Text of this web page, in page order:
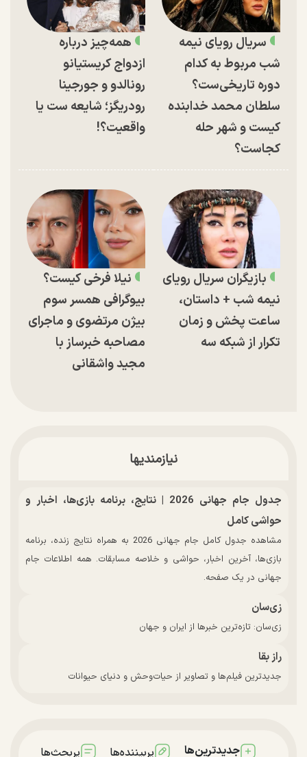
سریال رویای نیمه
شب مربوط به کدام
دوره تاریخی‌ست؟
سلطان محمد خدابنده
کیست و شهر حله
کجاست؟
همه‌چیز درباره
ازدواج کریستیانو
رونالدو و جورجینا
رودریگز؛ شایعه ست یا
واقعیت؟!
بازیگران سریال رویای
نیمه شب + داستان،
ساعت پخش و زمان
تکرار از شبکه سه
نیلا فرخی کیست؟
بیوگرافی همسر سوم
بیژن مرتضوی و ماجرای
مصاحبه خبرساز با
مجید واشقانی
نیازمندیها
جدول جام جهانی 2026 | نتایج، برنامه بازی‌ها، اخبار و
حواشی کامل
مشاهده جدول کامل جام جهانی 2026 به همراه نتایج زنده، برنامه
بازی‌ها، آخرین اخبار، حواشی و خلاصه مسابقات. همه اطلاعات جام
جهانی در یک صفحه.
زی‌سان
زی‌سان: تازه‌ترین خبرها از ایران و جهان
راز بقا
جدیدترین فیلم‌ها و تصاویر از حیات‌وحش و دنیای حیوانات
جدیدترین‌ها پربیننده‌ها پربحث‌ها